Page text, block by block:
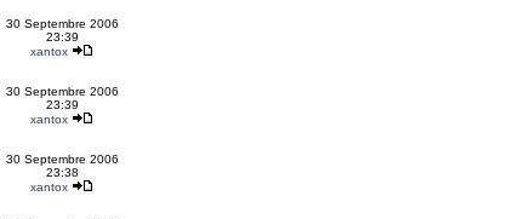
30 Septembre 2006
23:39
xantox
30 Septembre 2006
23:39
xantox
30 Septembre 2006
23:38
xantox